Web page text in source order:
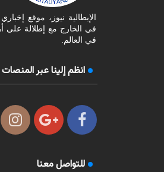
الإيطالية نيوز، موقع
في الخارج مع إطلالة على
في العالم.
انظم إلينا عبر المنصات
للتواصل معنا